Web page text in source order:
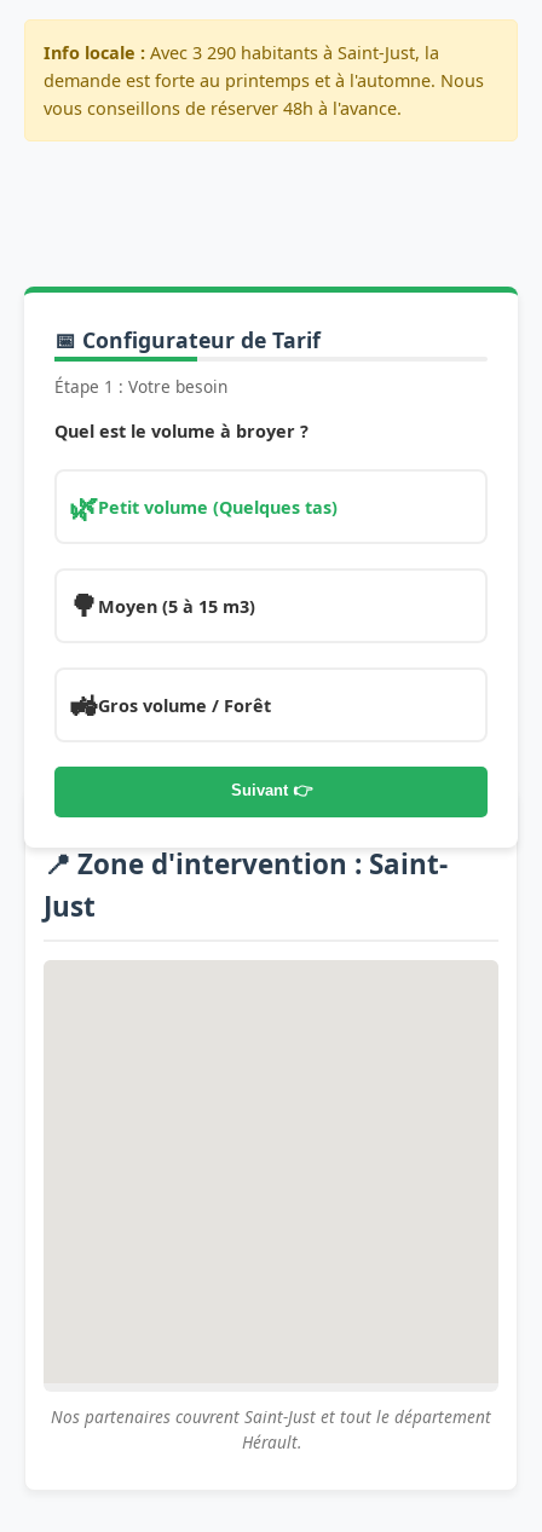
Info locale : Avec 3 290 habitants à Saint-Just, la
demande est forte au printemps et à l'automne. Nous
vous conseillons de réserver 48h à l'avance.
📅 Configurateur de Tarif
Étape 1 : Votre besoin
Quel est le volume à broyer ?
🌿Petit volume (Quelques tas)
🌳 Moyen (5 à 15 m3)
🚜Gros volume / Forêt
Suivant 👉
📍 Zone d'intervention : Saint-
Just
Nos partenaires couvrent Saint-Just et tout le département
Hérault.